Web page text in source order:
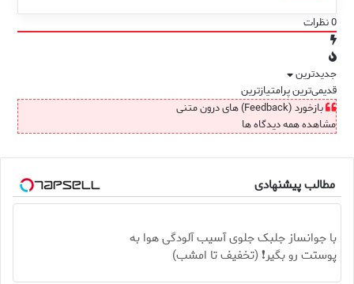
0نظرات
جدیدترین
قدیمی‌ترینپرامتیازترین
بازخورد (Feedback) های درون متنی
مشاهده همه دیدگاه ها
مطالب پیشنهادی
با جوانساز جلبک جلوی آسیب آلودگی هوا به
پوستت رو بگیر❗ (تخفیف تا امشب)